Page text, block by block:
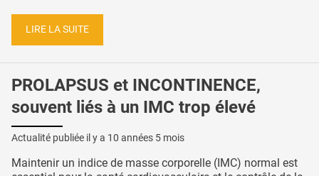
LIRE LA SUITE
PROLAPSUS et INCONTINENCE,
souvent liés à un IMC trop élevé
Actualité publiée il y a 10 années 5 mois
Maintenir un indice de masse corporelle (IMC) normal est